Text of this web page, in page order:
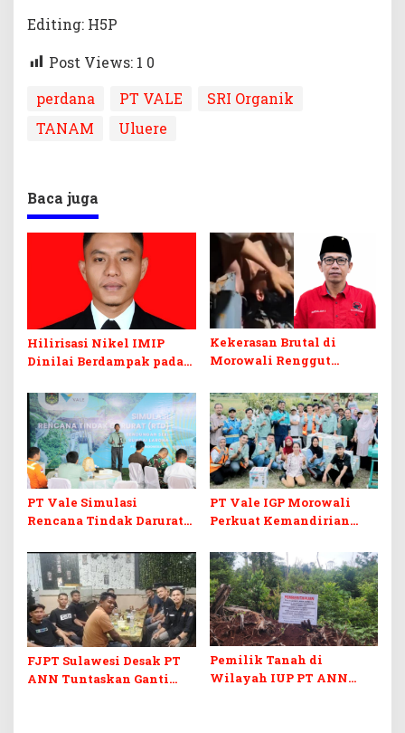
Editing: H5P
Post Views: 1 0
perdana
PT VALE
SRI Organik
TANAM
Uluere
Baca juga
Hilirisasi Nikel IMIP
Dinilai Berdampak pada
Bahodopi
Kekerasan Brutal di
Morowali Renggut
DPRD Sultra Desak Aparat
Bertindak Tegas!
PT Vale Simulasi
Rencana Tindak Darurat
Larona di Malili
PT Vale IGP Morowali
Perkuat Kemandirian
FJPT Sulawesi Desak PT
ANN Tuntaskan Ganti
Pemilik Tanah di
Wilayah IUP PT ANN